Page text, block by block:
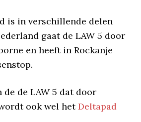
is in verschillende delen
gaat de LAW 5 door
en heeft in Rockanje
de de LAW 5 dat door
ook wel hetDeltapad